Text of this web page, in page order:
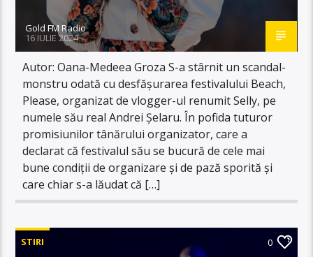
Gold FM Radio
16 IULIE 2024
Autor: Oana-Medeea Groza S-a stârnit un scandal-
monstru odată cu desfășurarea festivalului Beach,
Please, organizat de vlogger-ul renumit Selly, pe
numele său real Andrei Șelaru. În pofida tuturor
promisiunilor tânărului organizator, care a
declarat că festivalul său se bucură de cele mai
bune condiții de organizare și de pază sporită și
care chiar s-a lăudat că […]
STIRI 0